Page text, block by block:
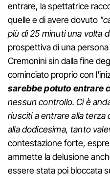
entrare, la spettatrice
quelle e di avere dovuto
più di 25 minuti una volta
prospettiva di una
Cremonini sin dalla fine
cominciato proprio con
sarebbe potuto entrare
nessun controllo. Ci è
riusciti a entrare alla
alla dodicesima, tanto
contestazione forte,
ammette la delusione
essere stata poi bloccata